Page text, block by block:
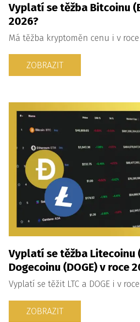
Vyplatí se těžba Bitcoinu
2026?
Má těžba kryptoměn cenu i v roce
ZOBRAZIT
Vyplatí se těžba Litecoinu
Dogecoinu (DOGE) v roce
Vyplatí se těžit LTC a DOGE i v roce
ZOBRAZIT